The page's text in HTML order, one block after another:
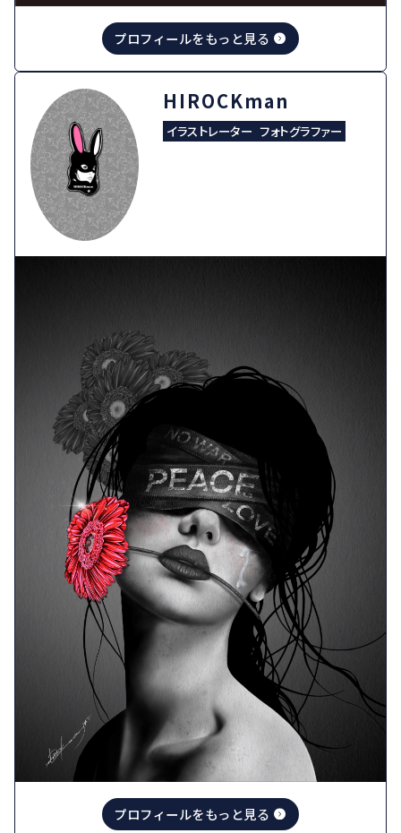
プロフィールをもっと見る
HIROCKman
イラストレーター フォトグラファー
プロフィールをもっと見る